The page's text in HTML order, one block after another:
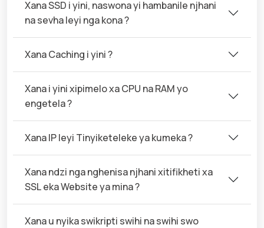
Xana SSD i yini, naswona yi hambanile njhani
na sevha leyi nga kona ?
Xana Caching i yini ?
Xana i yini xipimelo xa CPU na RAM yo
engetela ?
Xana IP leyi Tinyiketeleke ya kumeka ?
Xana ndzi nga nghenisa njhani xitifikheti xa
SSL eka Website ya mina ?
Xana u nyika swikripti swihi na swihi swo